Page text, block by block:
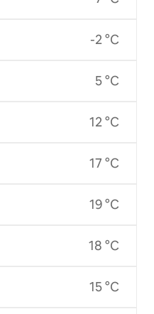
-2 °C
5 °C
12 °C
17 °C
19 °C
18 °C
15 °C